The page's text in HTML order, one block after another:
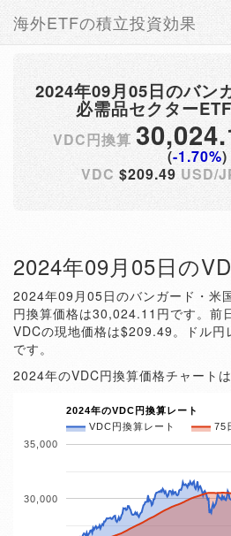
海外ETFの積立投資効果
2024年09月05日のバン
必需品セクター
VDC円換算
(-1.70%)
VDC $209.49 USD/
2024年09月05日の
2024年09月05日のバンガード・米
円換算価格は30,024.11円です。前
VDCの現地価格は$209.49。ドル
です。
2024年のVDC円換算価格チャートは
2024年のVDC円換算レート
VDC円換算レート
75
30,000
35,000